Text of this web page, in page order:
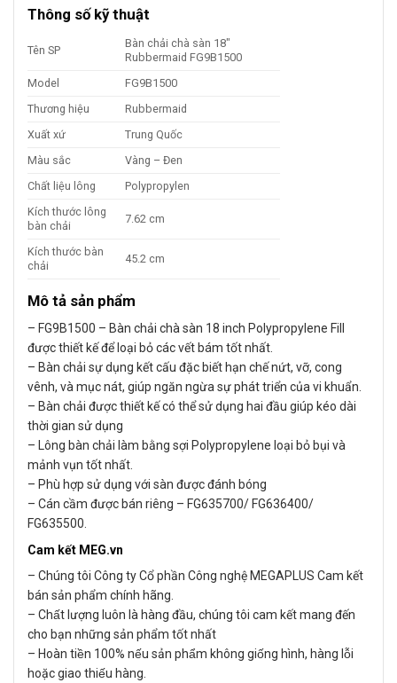
Thông số kỹ thuật
Tên SP
Bàn chải chà sàn 18″
Rubbermaid FG9B1500
Model
FG9B1500
Thương hiệu
Rubbermaid
Xuất xứ
Trung Quốc
Màu sắc
Vàng – Đen
Chất liệu lông
Polypropylen
Kích thước lông
bàn chải
7.62 cm
Kích thước bàn
chải
45.2 cm
Mô tả sản phẩm
– FG9B1500 – Bàn chải chà sàn 18 inch Polypropylene Fill
được thiết kế để loại bỏ các vết bám tốt nhất.
– Bàn chải sự dụng kết cấu đặc biết hạn chế nứt, vỡ, cong
vênh, và mục nát, giúp ngăn ngừa sự phát triển của vi khuẩn.
– Bàn chải được thiết kế có thể sử dụng hai đầu giúp kéo dài
thời gian sử dụng
– Lông bàn chải làm bằng sợi Polypropylene loại bỏ bụi và
mảnh vụn tốt nhất.
– Phù hợp sử dụng với sàn được đánh bóng
– Cán cầm được bán riêng – FG635700/ FG636400/
FG635500.
Cam kết MEG.vn
– Chúng tôi Công ty Cổ phần Công nghệ MEGAPLUS Cam kết
bán sản phẩm chính hãng.
– Chất lượng luôn là hàng đầu, chúng tôi cam kết mang đến
cho bạn những sản phẩm tốt nhất
– Hoàn tiền 100% nếu sản phẩm không giống hình, hàng lỗi
hoặc giao thiếu hàng.